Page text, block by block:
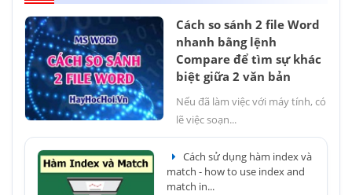
Cách so sánh 2 file Word
nhanh bằng lệnh
Compare để tìm sự khác
biệt giữa 2 văn bản
Nếu đã làm việc với máy tính, có
lẽ việc soạn...
Cách sử dụng hàm index và
match - how to use index and
match in...